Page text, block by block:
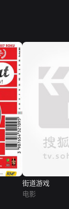
街道游戏
电影